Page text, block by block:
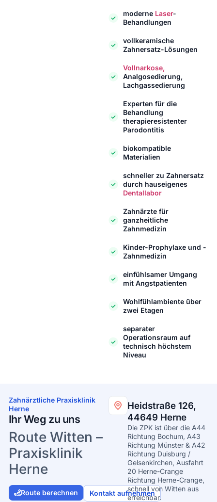
moderne Laser-
Behandlungen
vollkeramische
Zahnersatz-Lösungen
Vollnarkose,
Analgosedierung,
Lachgassedierung
Experten für die
Behandlung
therapieresistenter
Parodontitis
biokompatible
Materialien
schneller zu Zahnersatz
durch hauseigenes
Dentallabor
Zahnärzte für
ganzheitliche
Zahnmedizin
Kinder-Prophylaxe und -
Zahnmedizin
einfühlsamer Umgang
mit Angstpatienten
Wohlfühlambiente über
zwei Etagen
separater
Operationsraum auf
technisch höchstem
Niveau
Zahnärztliche Praxisklinik
Herne
Ihr Weg zu uns
Route Witten –
Praxisklinik
Herne
Route berechnen Kontakt aufnehmen
Heidstraße 126,
44649 Herne
Die ZPK ist über die A44
Richtung Bochum, A43
Richtung Münster & A42
Richtung Duisburg /
Gelsenkirchen, Ausfahrt
20 Herne-Crange
Richtung Herne-Crange,
schnell von Witten aus
erreichbar.